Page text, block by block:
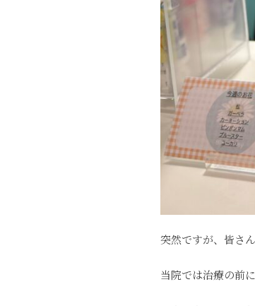
突然ですが、皆さ
当院では治療の前